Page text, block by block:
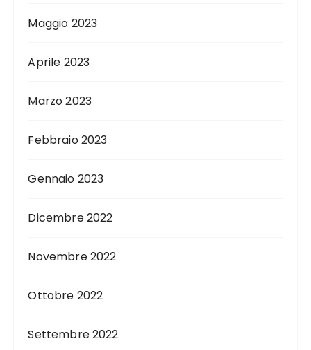
Maggio 2023
Aprile 2023
Marzo 2023
Febbraio 2023
Gennaio 2023
Dicembre 2022
Novembre 2022
Ottobre 2022
Settembre 2022